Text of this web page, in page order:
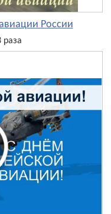
России
раза